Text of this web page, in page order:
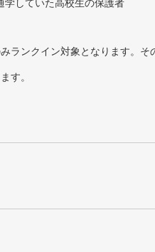
学していた高校生の保護者
ランクイン対象となります。そ
す。